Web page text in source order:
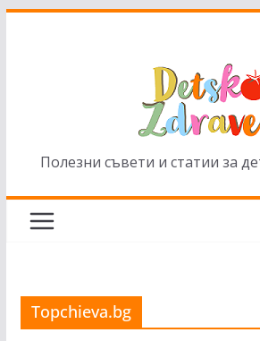
Полезни съвети и статии за
Topchieva.bg